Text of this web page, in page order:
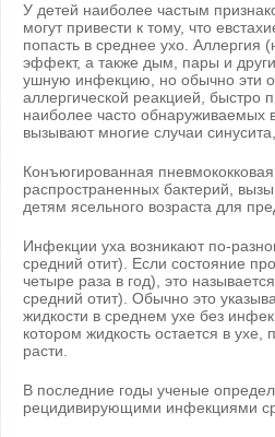
У детей наиболее частым
могут привести к тому, что
попасть в среднее ухо.
эффект, а также дым, пары и
ушную инфекцию, но обычно эти
аллергической реакцией, быстро
наиболее часто обнаруживаемых
вызывают многие случаи
Конъюгированная
распространенных бактерий,
детям ясельного возраста для
Инфекции уха возникают по-
средний отит). Если состояние
четыре раза в год), это
средний отит). Обычно это
жидкости в среднем ухе без
котором жидкость остается в
расти.
В последние годы ученые
рецидивирующими инфекциями